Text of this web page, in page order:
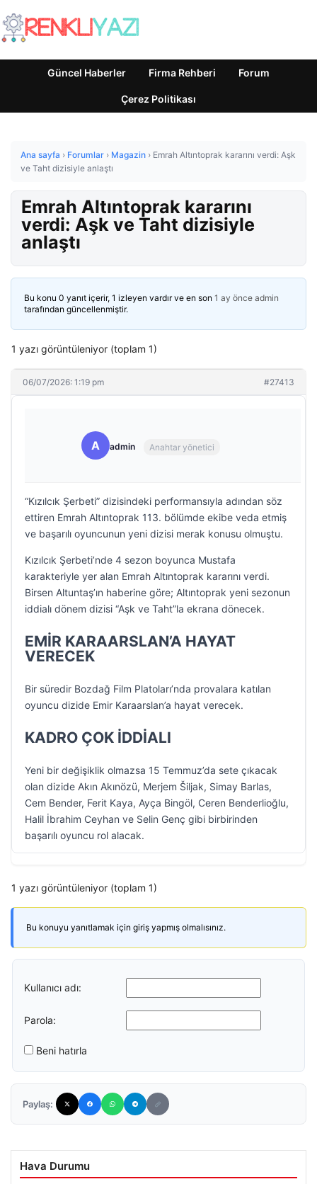
Güncel Haberler Firma Rehberi Forum
Çerez Politikası
Ana sayfa › Forumlar › Magazin › Emrah Altıntoprak kararını verdi: Aşk
ve Taht dizisiyle anlaştı
Emrah Altıntoprak kararını
verdi: Aşk ve Taht dizisiyle
anlaştı
Bu konu 0 yanıt içerir, 1 izleyen vardır ve en son 1 ay önce admin
tarafından güncellenmiştir.
1 yazı görüntüleniyor (toplam 1)
06/07/2026: 1:19 pm #27413
A admin Anahtar yönetici
“Kızılcık Şerbeti” dizisindeki performansıyla adından söz
ettiren Emrah Altıntoprak 113. bölümde ekibe veda etmiş
ve başarılı oyuncunun yeni dizisi merak konusu olmuştu.
Kızılcık Şerbeti’nde 4 sezon boyunca Mustafa
karakteriyle yer alan Emrah Altıntoprak kararını verdi.
Birsen Altuntaş’ın haberine göre; Altıntoprak yeni sezonun
iddialı dönem dizisi “Aşk ve Taht”la ekrana dönecek.
EMİR KARAARSLAN’A HAYAT
VERECEK
Bir süredir Bozdağ Film Platoları’nda provalara katılan
oyuncu dizide Emir Karaarslan’a hayat verecek.
KADRO ÇOK İDDİALI
Yeni bir değişiklik olmazsa 15 Temmuz’da sete çıkacak
olan dizide Akın Akınözü, Merjem Šiljak, Simay Barlas,
Cem Bender, Ferit Kaya, Ayça Bingöl, Ceren Benderlioğlu,
Halil İbrahim Ceyhan ve Selin Genç gibi birbirinden
başarılı oyuncu rol alacak.
1 yazı görüntüleniyor (toplam 1)
Bu konuyu yanıtlamak için giriş yapmış olmalısınız.
Kullanıcı adı:
Parola:
Beni hatırla
Paylaş:
Hava Durumu